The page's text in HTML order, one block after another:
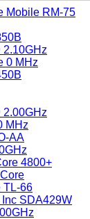
Mobile RM-75
2.10GHz
0 MHz
2.00GHz
MHz
AA
4800+
TL-66
SDA429W